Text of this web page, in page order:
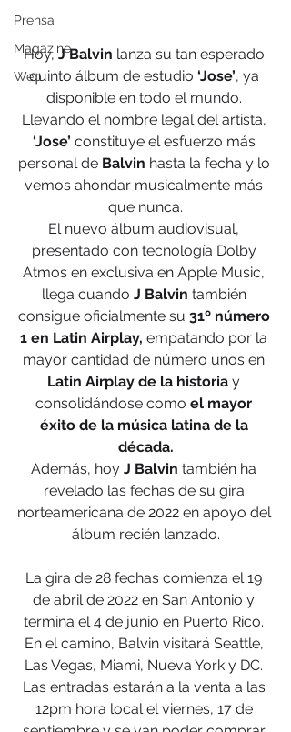
Prensa
Magazine
Web
Hoy, J Balvin lanza su tan esperado
quinto álbum de estudio ‘Jose’, ya
disponible en todo el mundo.
Llevando el nombre legal del artista,
‘Jose’ constituye el esfuerzo más
personal de Balvin hasta la fecha y lo
vemos ahondar musicalmente más
que nunca.
El nuevo álbum audiovisual,
presentado con tecnología Dolby
Atmos en exclusiva en Apple Music,
llega cuando J Balvin también
consigue oficialmente su 31º número
1 en Latin Airplay, empatando por la
mayor cantidad de número unos en
Latin Airplay de la historia y
consolidándose como el mayor
éxito de la música latina de la
década.
Además, hoy J Balvin también ha
revelado las fechas de su gira
norteamericana de 2022 en apoyo del
álbum recién lanzado.
La gira de 28 fechas comienza el 19
de abril de 2022 en San Antonio y
termina el 4 de junio en Puerto Rico.
En el camino, Balvin visitará Seattle,
Las Vegas, Miami, Nueva York y DC.
Las entradas estarán a la venta a las
12pm hora local el viernes, 17 de